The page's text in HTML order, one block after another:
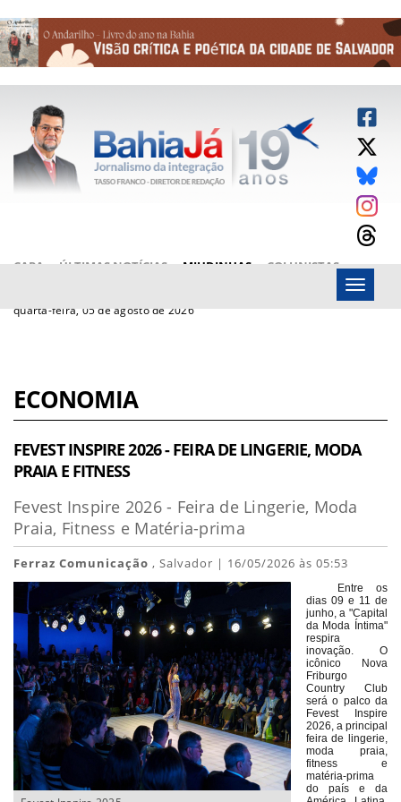
CAPA ÚLTIMAS NOTÍCIAS MIUDINHAS
COLUNISTAS
quarta-feira, 05 de agosto de 2026
Menu
ECONOMIA
FEVEST INSPIRE 2026 - FEIRA DE LINGERIE, MODA
PRAIA E FITNESS
Fevest Inspire 2026 - Feira de Lingerie, Moda
Praia, Fitness e Matéria-prima
Ferraz Comunicação , Salvador | 16/05/2026 às 05:53
Entre os
dias 09 e 11 de
junho, a "Capital
da Moda Íntima"
respira
inovação. O
icônico Nova
Friburgo
Country Club
será o palco da
Fevest Inspire
2026, a principal
feira de lingerie,
moda praia,
fitness e
matéria-prima
do país e da